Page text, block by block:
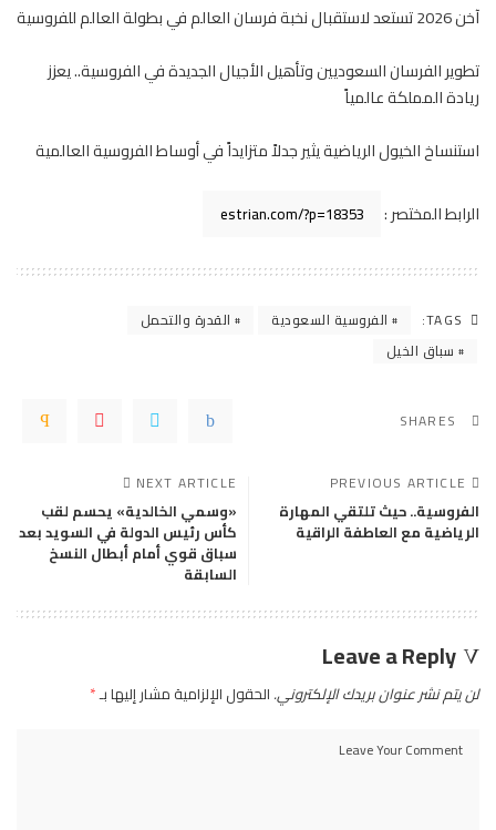
آخن 2026 تستعد لاستقبال نخبة فرسان العالم في بطولة العالم للفروسية
تطوير الفرسان السعوديين وتأهيل الأجيال الجديدة في الفروسية.. يعزز
ريادة المملكة عالمياً
استنساخ الخيول الرياضية يثير جدلاً متزايداً في أوساط الفروسية العالمية
الرابط المختصر :
TAGS: الفروسية السعودية
القدرة والتحمل
سباق الخيل
SHARES
PREVIOUS ARTICLE
الفروسية.. حيث تلتقي المهارة
الرياضية مع العاطفة الراقية
NEXT ARTICLE
«وسمي الخالدية» يحسم لقب
كأس رئيس الدولة في السويد بعد
سباق قوي أمام أبطال النسخ
السابقة
Leave a Reply
لن يتم نشر عنوان بريدك الإلكتروني. الحقول الإلزامية مشار إليها بـ*